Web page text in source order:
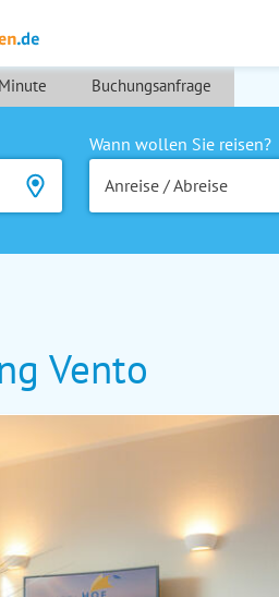
Buchungsanfrage
Wann wollen Sie reisen?
Anreise / Abreise
Vento